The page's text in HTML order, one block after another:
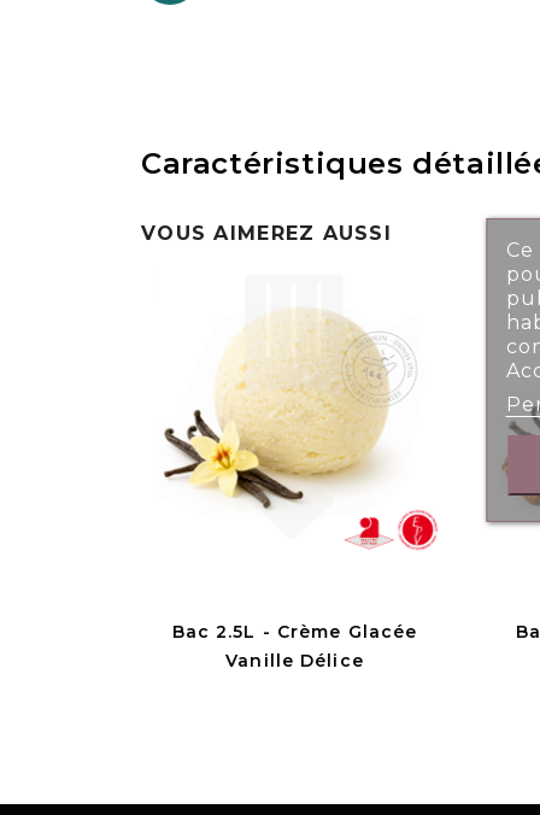
Caractéristiques
VOUS AIMEREZ AUSSI
Bac 2.5L - Crème Glacée
Vanille Délice